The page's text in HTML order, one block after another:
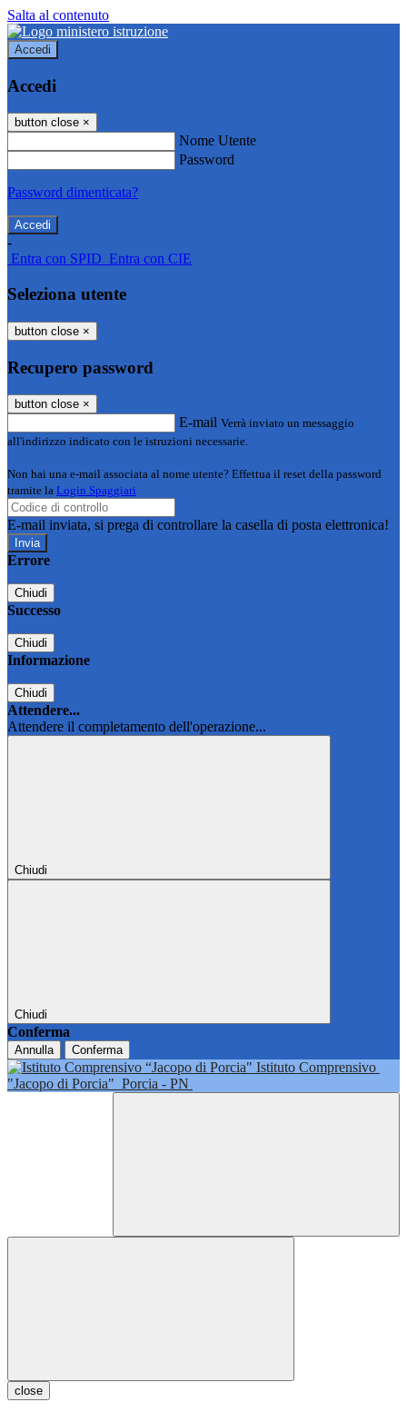
Salta al contenuto
Accedi
Accedi
button close ×
Nome Utente
Password
Password dimenticata?
-
Entra con SPID Entra con CIE
Seleziona utente
button close ×
Recupero password
button close ×
E-mail Verrà inviato un messaggio
all'indirizzo indicato con le istruzioni necessarie.
Non hai una e-mail associata al nome utente? Effettua il reset della password
tramite la Login Spaggiari
E-mail inviata, si prega di controllare la casella di posta elettronica!
Errore
Chiudi
Successo
Chiudi
Informazione
Chiudi
Attendere...
Attendere il completamento dell'operazione...
Chiudi
Chiudi
Conferma
Annulla Conferma
Istituto Comprensivo
"Jacopo di Porcia" Porcia - PN
close